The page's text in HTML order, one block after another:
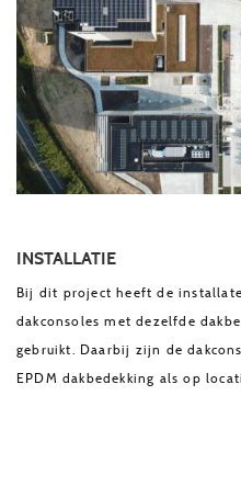
INSTALLATIE
Bij dit project heeft de
dakconsoles met dezelfde
gebruikt. Daarbij zijn de
EPDM dakbedekking als op